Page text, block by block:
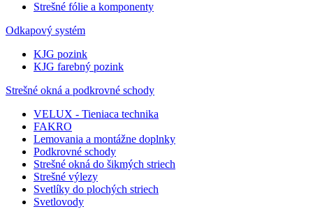
Strešné fólie a komponenty
Odkapový systém
KJG pozink
KJG farebný pozink
Strešné okná a podkrovné schody
VELUX - Tieniaca technika
FAKRO
Lemovania a montážne doplnky
Podkrovné schody
Strešné okná do šikmých striech
Strešné výlezy
Svetlíky do plochých striech
Svetlovody